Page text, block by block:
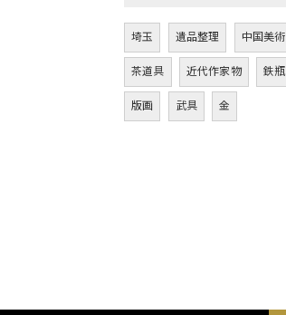
埼玉 遺品整理 中国美術
茶道具
近代作家物 鉄瓶
版画
武具 金